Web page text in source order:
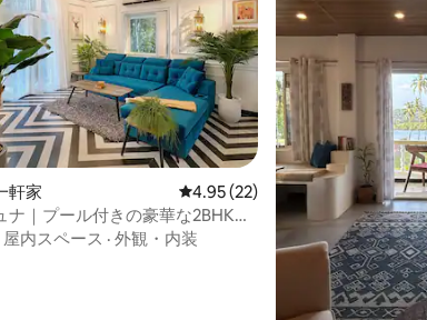
軒家 レビュー22件、5つ星中4.95つ
4.95 (22)
ナ｜プール付きの豪華な2BHKス
ィラ
屋内スペース · 外観・内装